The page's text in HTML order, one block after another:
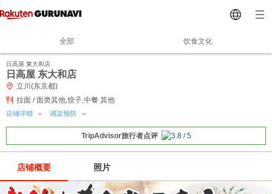
全部 饮食文化
日高屋 東大和店
日高屋 东大和店
立川(东京都)
拉面 / 面类其他,饺子,中餐 其他
店铺详细 感染预防
TripAdvisor旅行者点评
店铺概要 照片